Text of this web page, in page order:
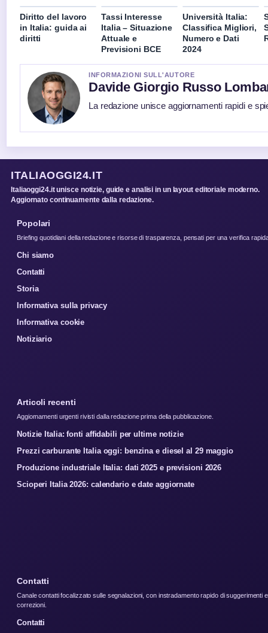
Diritto del lavoro
in Italia: guida ai
diritti
Tassi Interesse
Italia – Situazione
Attuale e
Previsioni BCE
Università Italia:
Classifica Migliori,
Numero e Dati
2024
INFORMAZIONI SULL'AUTORE
Davide Giorgio Russo
La redazione unisce aggiornamenti rapidi e
ITALIAOGGI24.IT
Italiaoggi24.it unisce notizie, guide e analisi in un layout editoriale moderno.
Aggiornato continuamente dalla redazione.
Popolari
Briefing quotidiani della redazione e risorse di trasparenza, pensati per una verifica
Chi siamo
Contatti
Storia
Informativa sulla privacy
Informativa cookie
Notiziario
Articoli recenti
Aggiornamenti urgenti rivisti dalla redazione prima della pubblicazione.
Notizie Italia: fonti affidabili per ultime notizie
Prezzi carburante Italia oggi: benzina e diesel al 29 maggio
Produzione industriale Italia: dati 2025 e previsioni 2026
Scioperi Italia 2026: calendario e date aggiornate
Contatti
Canale contatti focalizzato sulle segnalazioni, con instradamento rapido di suggerimenti e
correzioni.
Contatti